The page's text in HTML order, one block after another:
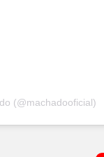
(@machadooficial)